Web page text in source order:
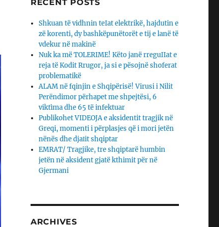
RECENT POSTS
Shkuan të vidhnin teIat elektrikë, hajdutin e
zë korenti, dy bashkëpunëtorët e tij e lanë të
vdekur në makinë
Nuk ka më TOLERIME! Këto janë rreguIIat e
reja të Kodit Rrugor, ja si e pësojnë shoferat
problematikë
ALAM në fqinjin e Shqipërisë! Virusi i Nilit
Perëndimor përhapet me shpejtësi, 6
viktìma dhe 65 të infektuar
Publikohet VIDEOJA e aksidentit tragjik në
Greqi, momenti i përplasjes që i mori jetën
nënës dhe djaΙit shqiptar
EMRAT/ Tragjike, tre shqiptarë humbin
jetën në aksident gjatë kthimit për në
Gjermani
ARCHIVES